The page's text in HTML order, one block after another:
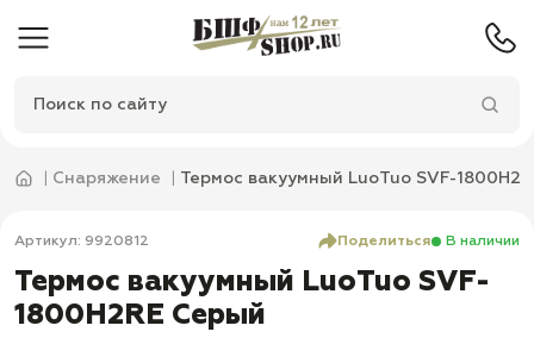
Снаряжение Термос вакуумный LuoTuo SVF-
Артикул: 9920812 Поделиться В наличии
Термос вакуумный LuoTuo SVF-
1800H2RE Серый